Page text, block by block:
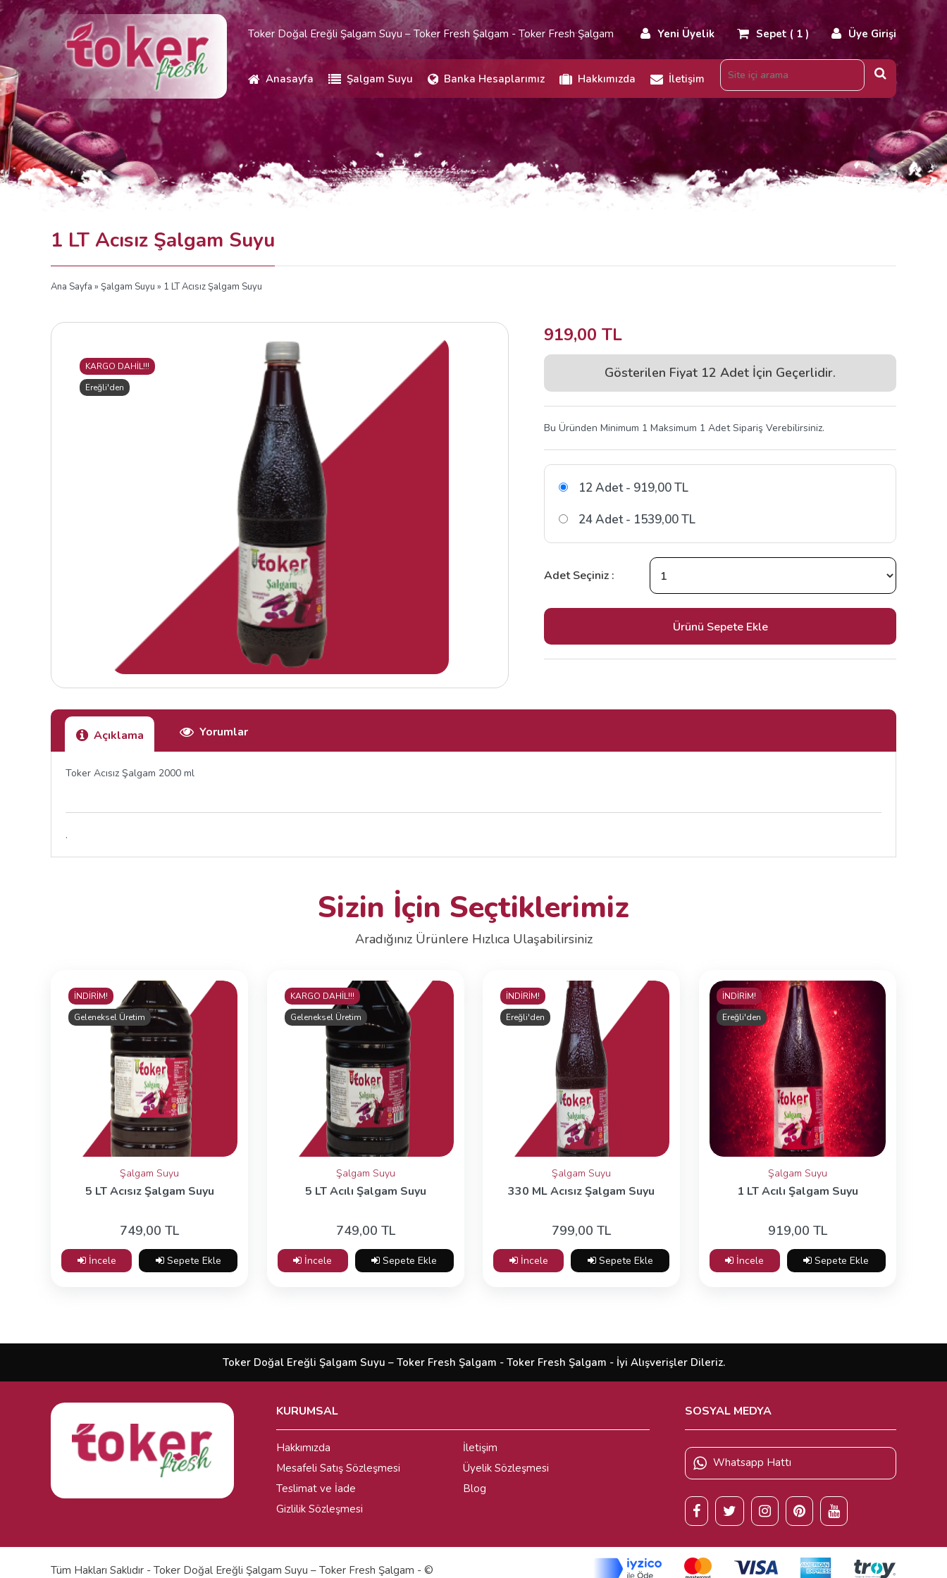
Toker Doğal Ereğli Şalgam Suyu – Toker Fresh Şalgam - Toker Fresh Şalgam Üye Girişi
Sepet ( 1 )
Yeni Üyelik
Anasayfa Şalgam Suyu Banka Hesaplarımız Hakkımızda İletişim
1 LT Acısız Şalgam Suyu
Ana Sayfa » Şalgam Suyu » 1 LT Acısız Şalgam Suyu
KARGO DAHİL!!!
Ereğli'den
919,00 TL
Gösterilen Fiyat 12 Adet İçin Geçerlidir.
Bu Üründen Minimum 1 Maksimum 1 Adet Sipariş Verebilirsiniz.
12 Adet - 919,00 TL
24 Adet - 1539,00 TL
Adet Seçiniz :
Açıklama Yorumlar
Toker Acısız Şalgam 2000 ml
.
Sizin İçin Seçtiklerimiz
Aradığınız Ürünlere Hızlıca Ulaşabilirsiniz
İNDİRİM!
Geleneksel Üretim
Şalgam Suyu
5 LT Acısız Şalgam Suyu
749,00 TL
İncele Sepete Ekle
KARGO DAHİL!!!
Geleneksel Üretim
Şalgam Suyu
5 LT Acılı Şalgam Suyu
749,00 TL
İncele Sepete Ekle
İNDİRİM!
Ereğli'den
Şalgam Suyu
330 ML Acısız Şalgam Suyu
799,00 TL
İncele Sepete Ekle
İNDİRİM!
Ereğli'den
Şalgam Suyu
1 LT Acılı Şalgam Suyu
919,00 TL
İncele Sepete Ekle
Toker Doğal Ereğli Şalgam Suyu – Toker Fresh Şalgam - Toker Fresh Şalgam - İyi Alışverişler Dileriz.
KURUMSAL
Hakkımızda
İletişim
Mesafeli Satış Sözleşmesi
Üyelik Sözleşmesi
Teslimat ve İade
Blog
Gizlilik Sözleşmesi
SOSYAL MEDYA
Whatsapp Hattı
Tüm Hakları Saklıdır - Toker Doğal Ereğli Şalgam Suyu – Toker Fresh Şalgam - ©